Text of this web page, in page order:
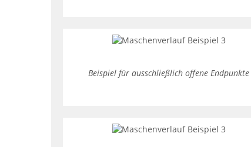
Beispiel für ausschließlich offene Endpunkte